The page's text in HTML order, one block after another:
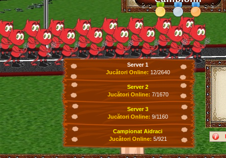
Server 1
Jucători Online: 12/2640
Server 2
Jucători Online: 7/1670
Server 3
Jucători Online: 9/1160
Campionat Aidraci
Jucători Online: 5/921